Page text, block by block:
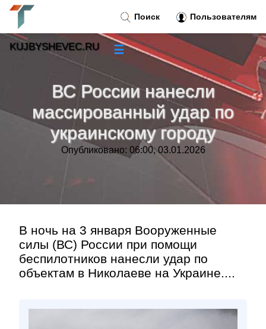
ВС России нанесли
массированный удар по
украинскому городу
Опубликовано: 06:00, 03.01.2026
В ночь на 3 января Вооруженные
силы (ВС) России при помощи
беспилотников нанесли удар по
объектам в Николаеве на Украине....
Поиск Пользователям
KUJBYSHEVEC.RU ☰
Новости»
Тренды новостей»
Рубрики»
Контакт»